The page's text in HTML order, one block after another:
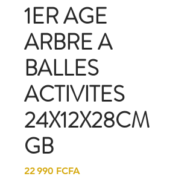
1ER AGE
ARBRE A
BALLES
ACTIVITES
24X12X28CM
GB
22 990 FCFA